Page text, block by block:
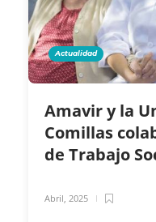
Actualidad
Amavir y la
Comillas
de Trabajo
Abril, 2025